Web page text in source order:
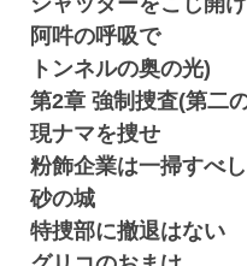
阿吽の呼吸で
トンネルの奥の光)
第2章 強制捜査(第二
現ナマを捜せ
粉飾企業は一掃すべし
砂の城
特捜部に撤退はない